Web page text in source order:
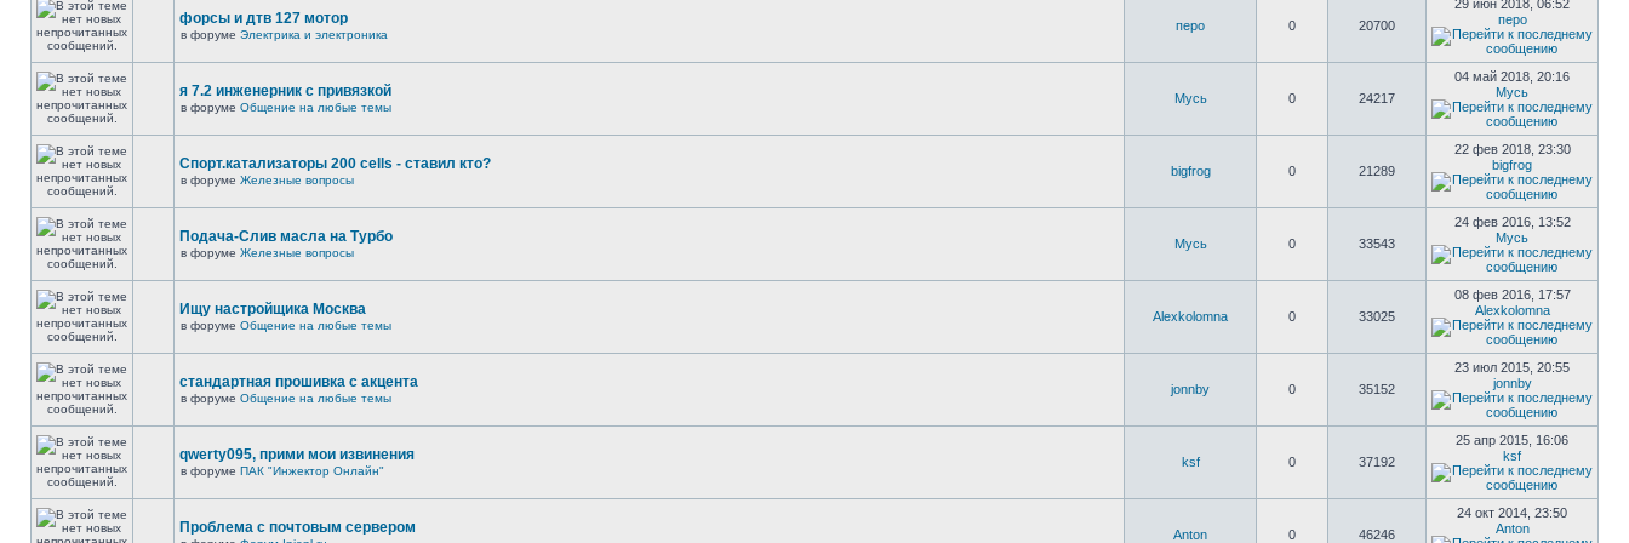
форсы и дтв 127 мотор
в форуме Электрика и электроника
перо 0 20700
29 июн 2018, 06:52
перо
я 7.2 инженерник с привязкой
в форуме Общение на любые темы
Мусь 0 24217
04 май 2018, 20:16
Мусь
Спорт.катализаторы 200 cells - ставил кто?
в форуме Железные вопросы
bigfrog 0 21289
22 фев 2018, 23:30
bigfrog
Подача-Слив масла на Турбо
в форуме Железные вопросы
Мусь 0 33543
24 фев 2016, 13:52
Мусь
Ищу настройщика Москва
в форуме Общение на любые темы
Alexkolomna 0 33025
08 фев 2016, 17:57
Alexkolomna
стандартная прошивка с акцента
в форуме Общение на любые темы
jonnby 0 35152
23 июл 2015, 20:55
jonnby
qwerty095, прими мои извинения
в форуме ПАК "Инжектор Онлайн"
ksf 0 37192
25 апр 2015, 16:06
ksf
Проблема с почтовым сервером Anton 0 46246
24 окт 2014, 23:50
Anton